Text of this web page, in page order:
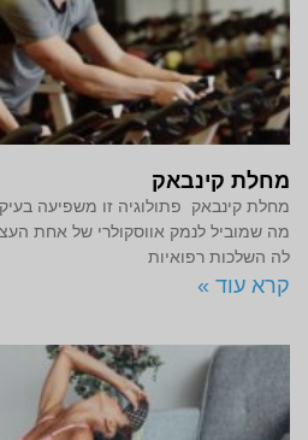
מחלת קינבאק
מחלת קינבאק פתולוגיה זו משפיעה
מה שמוביל לנמק אווסקולרי של אחת
לה השלכות רפואיות
קרא עוד »